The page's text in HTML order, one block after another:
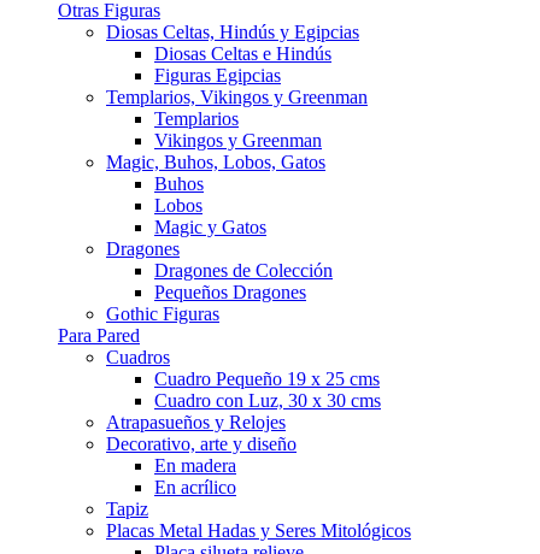
Otras Figuras
Diosas Celtas, Hindús y Egipcias
Diosas Celtas e Hindús
Figuras Egipcias
Templarios, Vikingos y Greenman
Templarios
Vikingos y Greenman
Magic, Buhos, Lobos, Gatos
Buhos
Lobos
Magic y Gatos
Dragones
Dragones de Colección
Pequeños Dragones
Gothic Figuras
Para Pared
Cuadros
Cuadro Pequeño 19 x 25 cms
Cuadro con Luz, 30 x 30 cms
Atrapasueños y Relojes
Decorativo, arte y diseño
En madera
En acrílico
Tapiz
Placas Metal Hadas y Seres Mitológicos